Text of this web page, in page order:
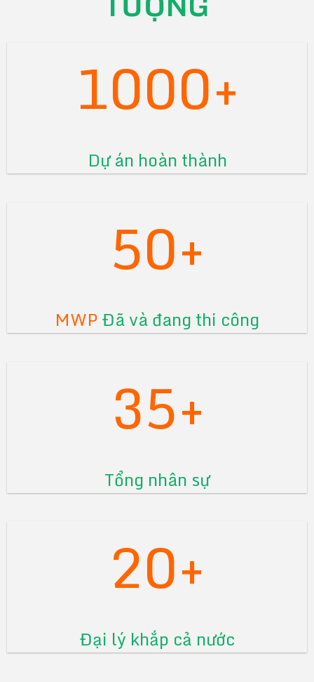
1000+
Dự án hoàn thành
50+
MWPĐã và đang thi công
35+
Tổng nhân sự
20+
Đại lý khắp cả nước